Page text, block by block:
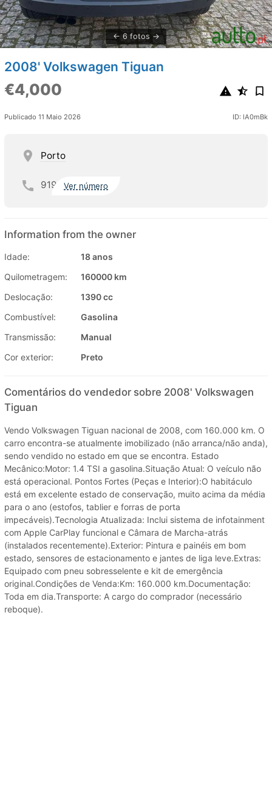
6 fotos
2008' Volkswagen Tiguan
€4,000
Publicado 11 Maio 2026 ID: lA0mBk
Porto
919 Ver número
Information from the owner
Idade:
18 anos
Quilometragem:
160000 km
Deslocação:
1390 cc
Combustível:
Gasolina
Transmissão:
Manual
Cor exterior:
Preto
Comentários do vendedor sobre 2008' Volkswagen
Tiguan
Vendo Volkswagen Tiguan nacional de 2008, com 160.000 km. O
carro encontra-se atualmente imobilizado (não arranca/não anda),
sendo vendido no estado em que se encontra. Estado
Mecânico:Motor: 1.4 TSI a gasolina.Situação Atual: O veículo não
está operacional. Pontos Fortes (Peças e Interior):O habitáculo
está em excelente estado de conservação, muito acima da média
para o ano (estofos, tablier e forras de porta
impecáveis).Tecnologia Atualizada: Inclui sistema de infotainment
com Apple CarPlay funcional e Câmara de Marcha-atrás
(instalados recentemente).Exterior: Pintura e painéis em bom
estado, sensores de estacionamento e jantes de liga leve.Extras:
Equipado com pneu sobresselente e kit de emergência
original.Condições de Venda:Km: 160.000 km.Documentação:
Toda em dia.Transporte: A cargo do comprador (necessário
reboque).